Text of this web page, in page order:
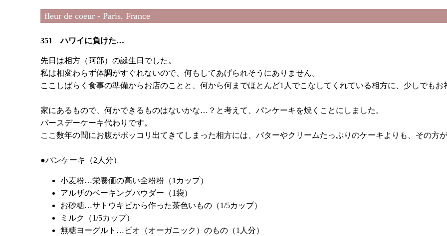
fleur de coeur - Paris, France
351 ハワイに負けた…
先日は相方（阿部）の誕生日でした。
私は相変わらず体調がすぐれないので、何もしてあげられそうにありません。
ここしばらく食事の準備からお店のことと、何から何までほとんど1人でこなしてくれている相方に、少しでもお
家にあるもので、何かできるものはないかな…？と考えて、パンケーキを焼くことにしました。
バースデーケーキ代わりです。
ここ数年の間にお腹がポッコリ出てきてしまった相方には、バターやクリームたっぷりのケーキよりも、その方
●パンケーキ（2人分）
小麦粉…栄養価の高い全粉粉（1カップ）
アルザのベーキングパウダー（1袋）
お砂糖…サトウキビから作った茶色いもの（1/5カップ）
ミルク（1/5カップ）
無糖ヨーグルト…ビオ（オーガニック）のもの（1人分）